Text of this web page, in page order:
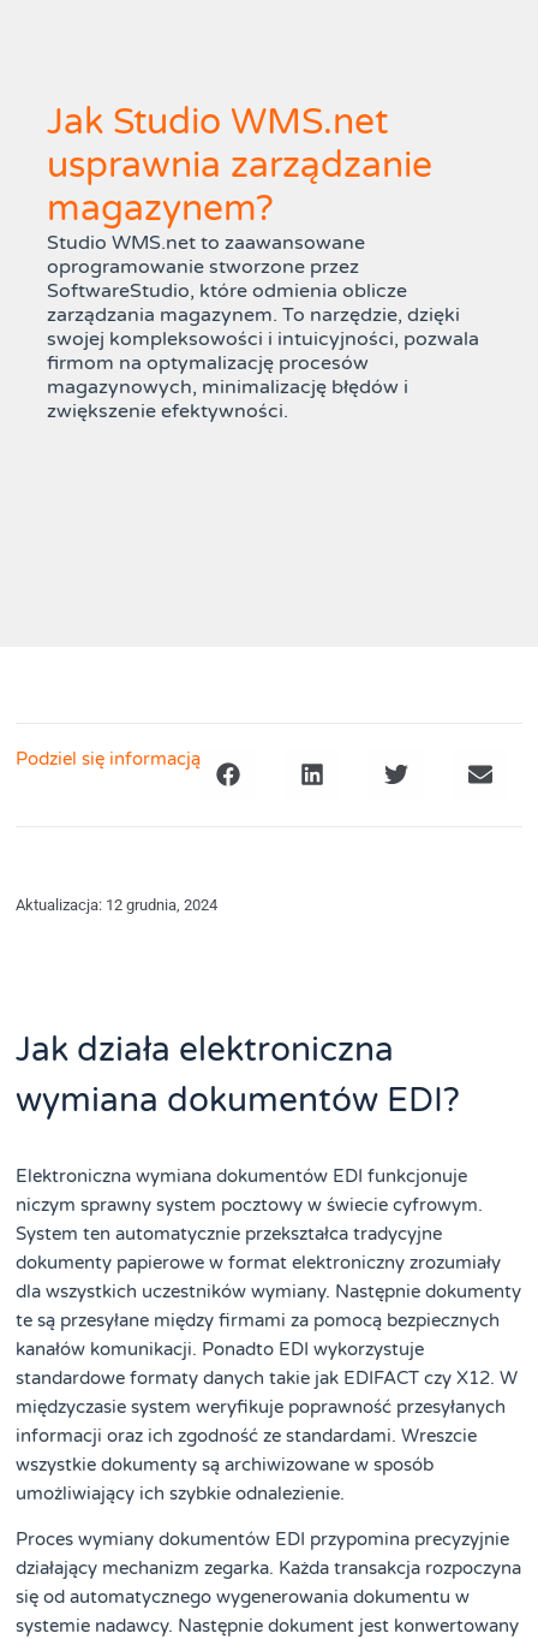
Jak Studio WMS.net
usprawnia zarządzanie
magazynem?
Studio WMS.net to zaawansowane
oprogramowanie stworzone przez
SoftwareStudio, które odmienia oblicze
zarządzania magazynem. To narzędzie, dzięki
swojej kompleksowości i intuicyjności, pozwala
firmom na optymalizację procesów
magazynowych, minimalizację błędów i
zwiększenie efektywności.
Podziel się informacją
Aktualizacja: 12 grudnia, 2024
Jak działa elektroniczna
wymiana dokumentów EDI?
Elektroniczna wymiana dokumentów EDI funkcjonuje
niczym sprawny system pocztowy w świecie cyfrowym.
System ten automatycznie przekształca tradycyjne
dokumenty papierowe w format elektroniczny zrozumiały
dla wszystkich uczestników wymiany. Następnie dokumenty
te są przesyłane między firmami za pomocą bezpiecznych
kanałów komunikacji. Ponadto EDI wykorzystuje
standardowe formaty danych takie jak EDIFACT czy X12. W
międzyczasie system weryfikuje poprawność przesyłanych
informacji oraz ich zgodność ze standardami. Wreszcie
wszystkie dokumenty są archiwizowane w sposób
umożliwiający ich szybkie odnalezienie.
Proces wymiany dokumentów EDI przypomina precyzyjnie
działający mechanizm zegarka. Każda transakcja rozpoczyna
się od automatycznego wygenerowania dokumentu w
systemie nadawcy. Następnie dokument jest konwertowany